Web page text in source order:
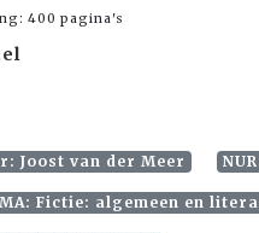
400 pagina's
Joost van der Meer
Fictie: algemeen en